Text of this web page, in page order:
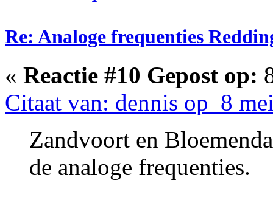
Re: Analoge frequenties
« Reactie #10 Gepost op:
Citaat van: dennis op 8
Zandvoort en
de analoge frequenties.